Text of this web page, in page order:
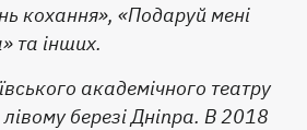
кохання», «Подаруй мені
та інших.
академічного театру
березі Дніпра. В 2018